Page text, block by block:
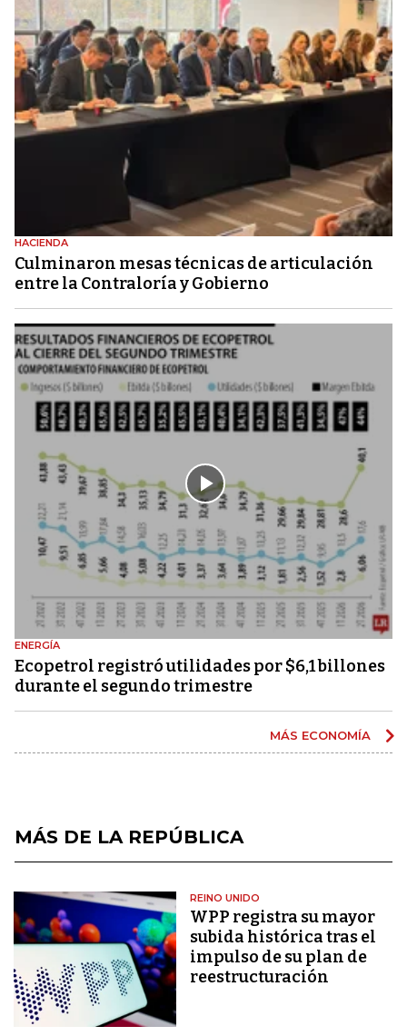
HACIENDA
Culminaron mesas técnicas de articulación
entre la Contraloría y Gobierno
ENERGÍA
Ecopetrol registró utilidades por $6,1 billones
durante el segundo trimestre
MÁS ECONOMÍA
MÁS DE LA REPÚBLICA
REINO UNIDO
WPP registra su mayor
subida histórica tras el
impulso de su plan de
reestructuración